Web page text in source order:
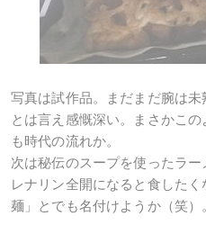
写真は試作品。まだまだ腕は未
とは言え感慨深い。まさかこ
も時代の流れか。
次は秘伝のスープを使ったラ
レナリン全開になると食した
麺」とでも名付けようか（笑）